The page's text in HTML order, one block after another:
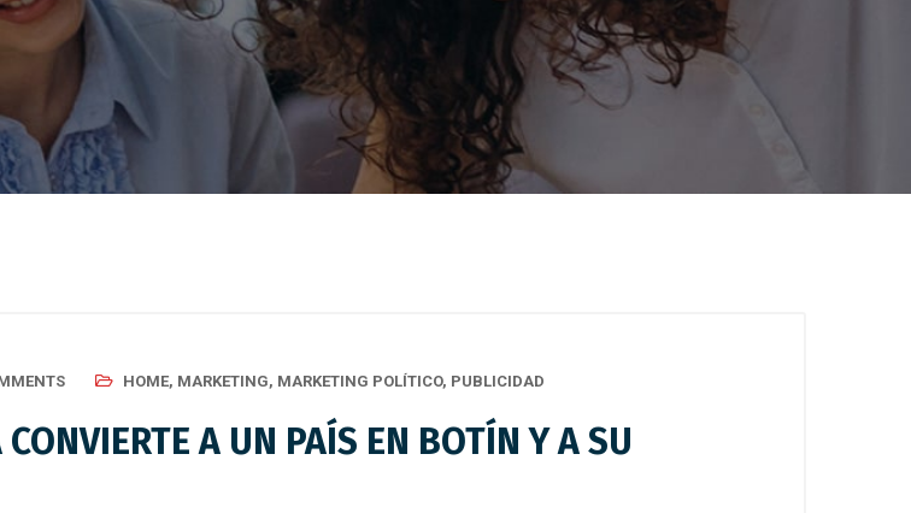
HOME, MARKETING, MARKETING POLÍTICO, PUBLICIDAD
A UN PAÍS EN BOTÍN Y A SU